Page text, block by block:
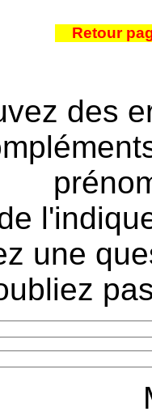
Retour
des
une